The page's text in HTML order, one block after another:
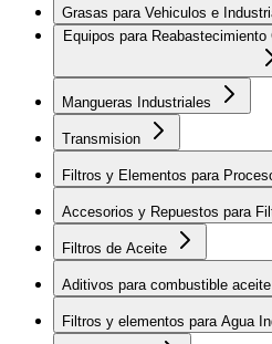
Grasas para Vehiculos e
Equipos para
Mangueras Industriales
Transmision
Filtros y Elementos para
Accesorios y Repuestos para
Filtros de Aceite
Aditivos para combustible
Filtros y elementos para Agua